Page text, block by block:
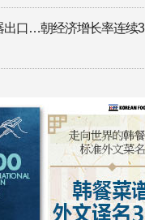
出口…朝经济增长率连续3